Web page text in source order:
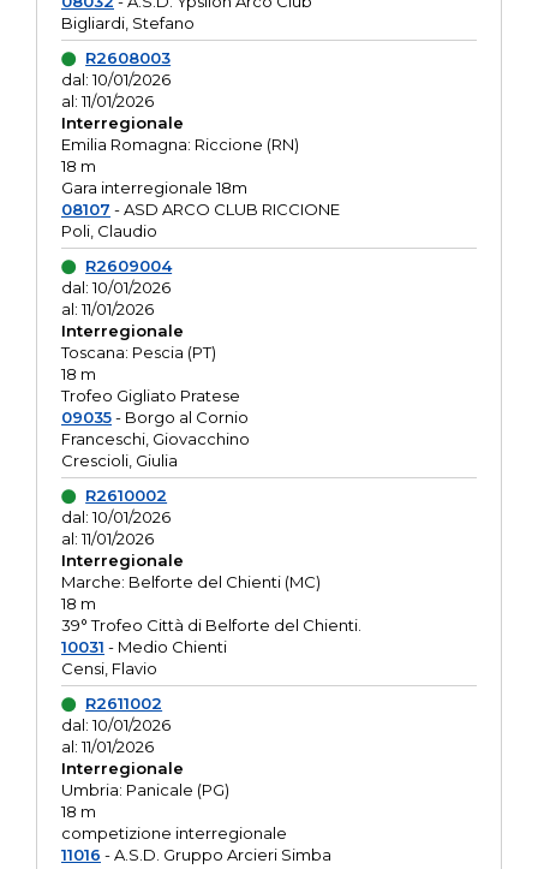
Bigliardi, Stefano
R2608003
dal: 10/01/2026
al: 11/01/2026
Interregionale
Emilia Romagna: Riccione (RN)
18 m
Gara interregionale 18m
08107 - ASD ARCO CLUB RICCIONE
Poli, Claudio
R2609004
dal: 10/01/2026
al: 11/01/2026
Interregionale
Toscana: Pescia (PT)
18 m
Trofeo Gigliato Pratese
09035- Borgo al Cornio
Franceschi, Giovacchino
Crescioli, Giulia
R2610002
dal: 10/01/2026
al: 11/01/2026
Interregionale
Marche: Belforte del Chienti (MC)
18 m
39° Trofeo Città di Belforte del Chienti.
10031 - Medio Chienti
Censi, Flavio
R2611002
dal: 10/01/2026
al: 11/01/2026
Interregionale
Umbria: Panicale (PG)
18 m
competizione interregionale
11016 - A.S.D. Gruppo Arcieri Simba